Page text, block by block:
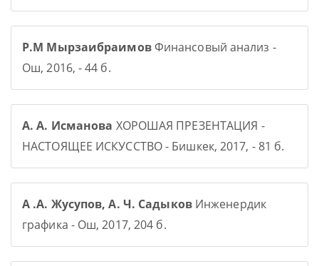
Р.М МырзаибраимовФинансовый анализ -
Ош, 2016, - 44 б.
А. А. Исманова ХОРОШАЯ ПРЕЗЕНТАЦИЯ -
НАСТОЯЩЕЕ ИСКУССТВО - Бишкек, 2017, - 81 б.
А .А. Жусупов, А. Ч. Садыков Инженердик
графика - Ош, 2017, 204 б.